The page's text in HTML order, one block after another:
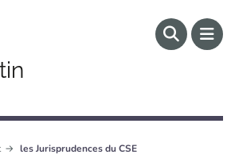
les Jurisprudences du CSE